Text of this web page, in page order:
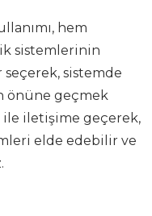
hem
sistemlerinin
sistemde
önüne geçmek
iletişime geçerek,
elde edebilir ve